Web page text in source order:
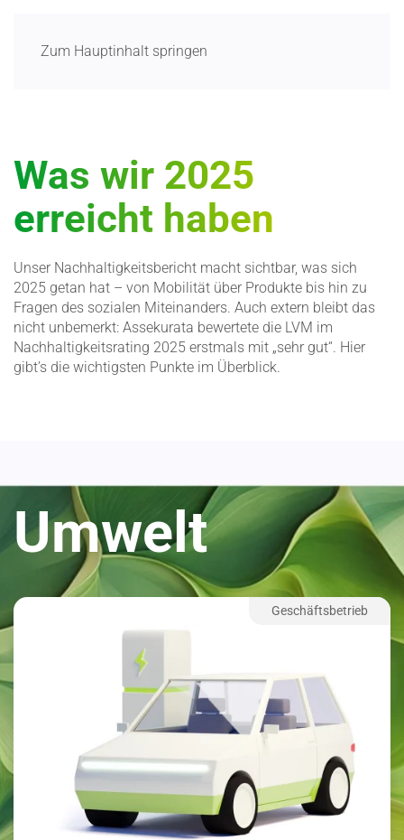
Zum Hauptinhalt springen
Was wir 2025
erreicht haben
Unser Nachhal­tig­keits­be­richt macht sichtbar, was sich
2025 getan hat – von Mobilität über Produkte bis hin zu
Fragen des sozialen Mitein­anders. Auch extern bleibt das
nicht unbemerkt: Assekurata bewertete die LVM im
Nachhal­tig­keits­rating 2025 erstmals mit „sehr gut“. Hier
gibt’s die wichtigsten Punkte im Überblick.
Umwelt